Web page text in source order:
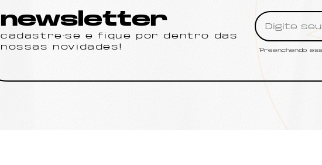
newsletter
cadastre-se e fique por dentro das
nossas novidades!
*Preenchendo